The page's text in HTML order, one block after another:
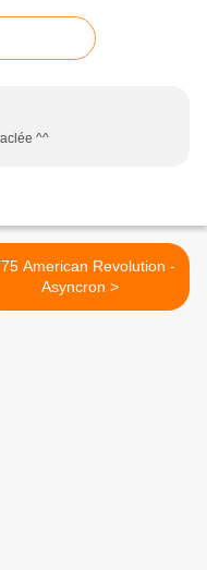
^^
American Revolution -
Asyncron >